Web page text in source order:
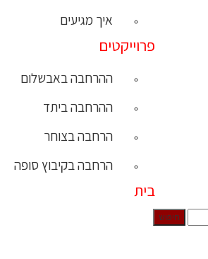
איך מגיעים
פרוייקטים
ההרחבה באבשלום
ההרחבה ביתד
הרחבה בצוחר
הרחבה בקיבוץ סופה
בית